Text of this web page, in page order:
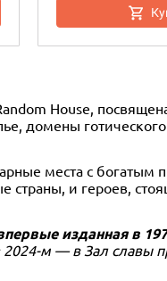
House,
домены
места с богатым
и героев,
изданная в
2024-м — в Зал славы